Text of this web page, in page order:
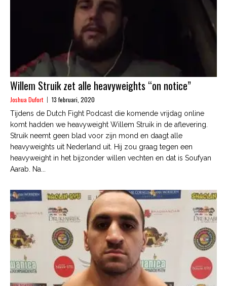
Willem Struik zet alle heavyweights “on notice”
Joshua Dufort 13 februari, 2020
Tijdens de Dutch Fight Podcast die komende vrijdag online
komt hadden we heavyweight Willem Struik in de aflevering.
Struik neemt geen blad voor zijn mond en daagt alle
heavyweights uit Nederland uit. Hij zou graag tegen een
heavyweight in het bijzonder willen vechten en dat is Soufyan
Aarab. Na...